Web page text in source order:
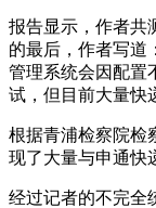
报告显示，作者共
的最后，作者写道
管理系统会因配置
试，但目前大量快
根据青浦检察院检
现了大量与申通快
经过记者的不完全